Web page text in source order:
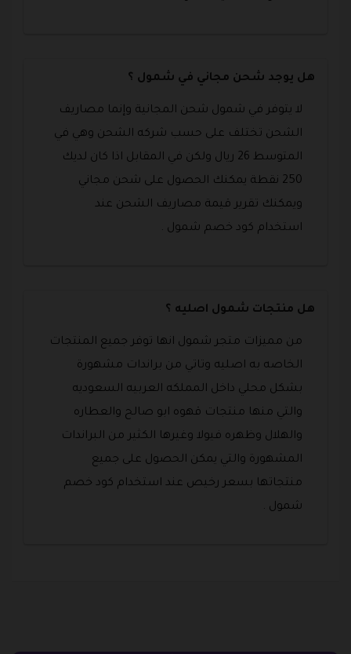
هل يوجد شحن مجاني في شمول ؟
لا يتوفر في شمول شحن المجانية وإنما مصاريف
الشحن تختلف على حسب شركه الشحن وهي في
المتوسط 26 ريال ولكن في المقابل اذا كان لديك
250 نقطة يمكنك الحصول على شحن مجاني
ويمكنك تقرير قيمة مصاريف الشحن عند
استخدام كود خصم شمول .
هل منتجات شمول اصليه ؟
من مميزات متجر شمول انها توفر جميع المنتجات
الخاصه به اصليه وتاتي من براندات مشهورة
بشكل محلي داخل المملكه العربيه السعوديه
والتي منها منتجات قهوه ابو صالح والعطاره
والهلال وظهره فيولا وغيرها الكثير من البراندات
المشهورة والتي يمكن الحصول على جميع
منتجاتها بسعر رخيص عند استخدام كود خصم
شمول .